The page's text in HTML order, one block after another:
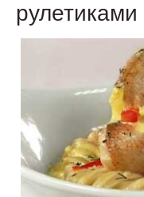
рулетиками